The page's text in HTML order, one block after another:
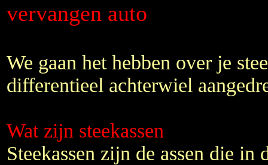
vervangen auto
We gaan het hebben over je
differentieel achterwiel
Wat zijn steekassen
Steekassen zijn de assen die in